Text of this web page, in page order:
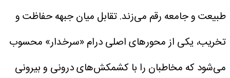
طبیعت و جامعه رقم می‌زند.تقابل میان جبهه حفاظت و
تخریب، یکی از محور‌های اصلی درام «سرخدار» محسوب
می‌شود که مخاطبان را با کشمکش‌های درونی و بیرونی